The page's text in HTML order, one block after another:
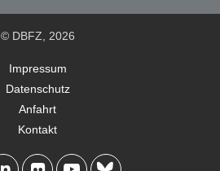
© DBFZ, 2026
Impressum
Datenschutz
Anfahrt
Kontakt